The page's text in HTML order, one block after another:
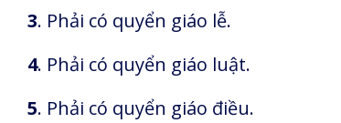
3. Phải có quyển giáo lễ.
4. Phải có quyển giáo luật.
5. Phải có quyển giáo điều.